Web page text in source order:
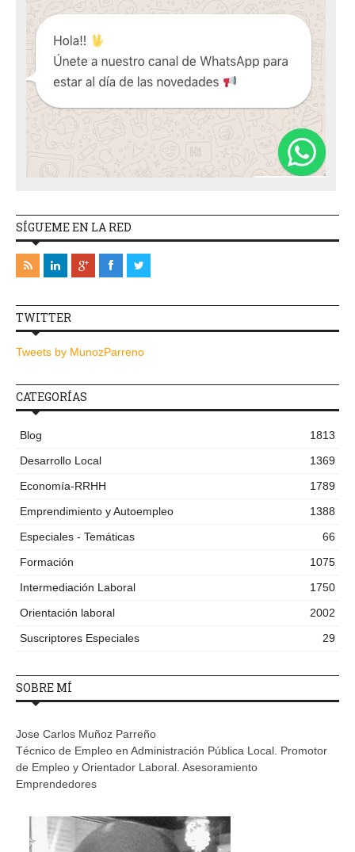
SÍGUEME EN LA RED
TWITTER
Tweets by MunozParreno
CATEGORÍAS
Blog
1813
Desarrollo Local
1369
Economía-RRHH
1789
Emprendimiento y Autoempleo
1388
Especiales - Temáticas
66
Formación
1075
Intermediación Laboral
1750
Orientación laboral
2002
Suscriptores Especiales
29
SOBRE MÍ
Jose Carlos Muñoz Parreño
Técnico de Empleo en Administración Pública Local. Promotor
de Empleo y Orientador Laboral. Asesoramiento
Emprendedores